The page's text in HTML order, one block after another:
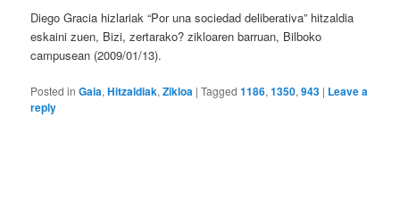
Diego Gracia hizlariak “Por una sociedad deliberativa” hitzaldia
eskaini zuen, Bizi, zertarako? zikloaren barruan, Bilboko
campusean (2009/01/13).
Posted in Gaia,Hitzaldiak,Zikloa |Tagged 1186,1350,943 | Leave a
reply